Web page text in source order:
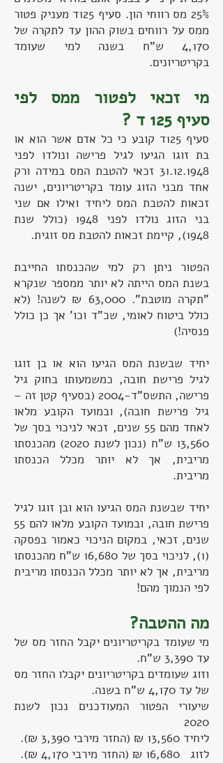
25% מס רווחי הון. סעיף 125ד מעניק פטור
ממס על רווחים בשוק ההון עד לתקרה של
4,170 ש”ח בשנה למי שעומד
בקריטריונים.
מי זכאי לפטור ממס לפי
סעיף 125 ד ?
סעיף 125ד קובע כי כל אדם אשר הוא או
בת זוגו הגיעו לגיל פרישה ונולדו לפני
31.12.1948 זכאי להטבת המס במידה ורק
אחד מבני הזוג עומד בקריטריונים, ישנה
זכאות להטבת המס ליחיד ואילו אם שני
בני הזוג נולדו לפני 1948 (כולל שנת
1948), קיימת זכאות להטבת מס זוגית.
הפטור ניתן רק למי שהכנסתו החייבת
בשנת המס הייתה לא יותר ממספר שנקרא
"תקרה מוטבת". 63,000 ₪ לשנה! (לא
כולל ביטוח לאומי, שכ"ד וכו' אך כן כולל
פנסיה!)
יחיד שבשנת המס הגיעו הוא או בן זוגו
לגיל פרישת חובה, כמשמעותו בחוק גיל
פרישה, התשס”ד-2004 (בסעיף קטן זה –
גיל פרישת חובה), ובמועד הקובע מלאו
לאחד מהם 55 שנים, זכאי לניכוי בסך של
13,560 ש”ח (נכון לשנת 2020) מהכנסתו
מריבית, אך לא יותר מכלל הכנסתו
מריבית.
יחיד שבשנת המס הגיעו הוא ובן זוגו לגיל
פרישת חובה, ובמועד הקובע מלאו להם 55
שנים, זכאי, במקום הניכוי כאמור בפסקה
(1), לניכוי בסך של 16,680 ש”ח מהכנסתו
מריבית, אך לא יותר מכלל הכנסתו מריבית
לפי הנמוך מהם!
מה ההטבה?
מי שעומד בקריטריונים יקבל החזר מס של
עד 3,390 ש”ח.
וזוג שעומדים בקריטריונים יקבלו החזר מס
של עד 4,170 ש”ח בשנה.
שיעורי הפטור המעודכנים נכון לשנת
2020
ליחיד 13,560 ₪ (החזר מירבי 3,390 ₪).
לזוג 16,680 ₪ (החזר מירבי 4,170 ₪).